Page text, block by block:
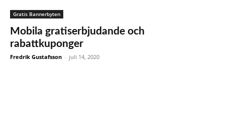
Gratis Bannerbyten
Mobila gratiserbjudande och
rabattkuponger
Fredrik Gustafsson - juli 14, 2020